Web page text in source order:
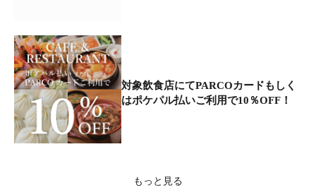
対象飲食店にてPARCOカードもしく
はポケパル払いご利用で10％OFF！
もっと見る